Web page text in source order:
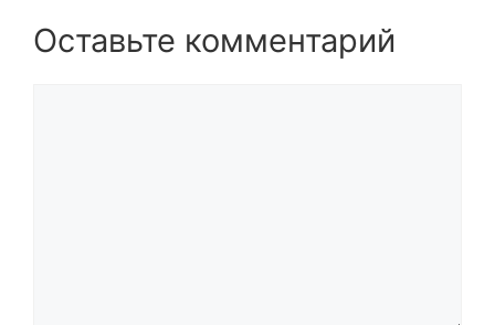
Оставьте комментарий